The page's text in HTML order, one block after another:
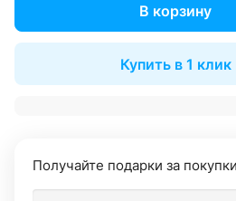
В корзину
Купить в 1 клик
Получайте подарки за покупки